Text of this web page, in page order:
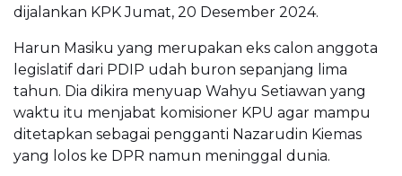
dijalankan KPK Jumat, 20 Desember 2024.
Harun Masiku yang merupakan eks calon anggota
legislatif dari PDIP udah buron sepanjang lima
tahun. Dia dikira menyuap Wahyu Setiawan yang
waktu itu menjabat komisioner KPU agar mampu
ditetapkan sebagai pengganti Nazarudin Kiemas
yang lolos ke DPR namun meninggal dunia.